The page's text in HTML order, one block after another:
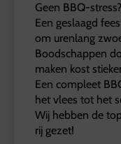
Geen BBQ-
Een geslaagd
om urenlang
Boodschappen
maken kost
Een compleet
het vlees tot het
Wij hebben de
rij gezet!